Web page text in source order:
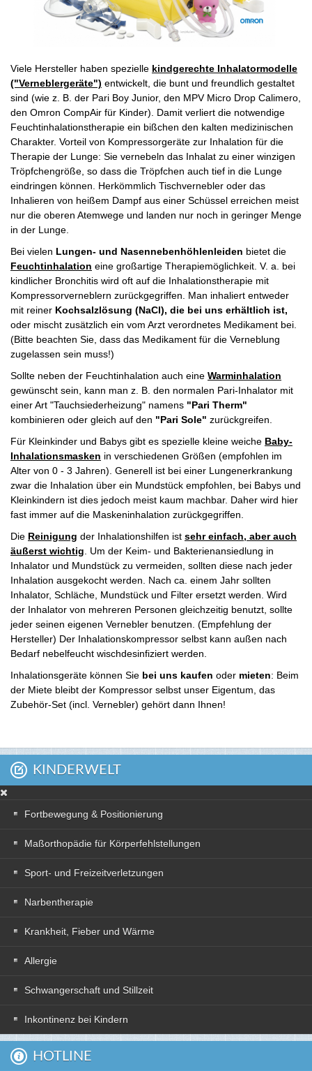
Viele Hersteller haben spezielle kindgerechte Inhalatormodelle
("Verneblergeräte") entwickelt, die bunt und freundlich gestaltet
sind (wie z. B. der Pari Boy Junior, den MPV Micro Drop Calimero,
den Omron CompAir für Kinder). Damit verliert die notwendige
Feuchtinhalationstherapie ein bißchen den kalten medizinischen
Charakter. Vorteil von Kompressorgeräte zur Inhalation für die
Therapie der Lunge: Sie vernebeln das Inhalat zu einer winzigen
Tröpfchengröße, so dass die Tröpfchen auch tief in die Lunge
eindringen können. Herkömmlich Tischvernebler oder das
Inhalieren von heißem Dampf aus einer Schüssel erreichen meist
nur die oberen Atemwege und landen nur noch in geringer Menge
in der Lunge.
Bei vielen Lungen- und Nasennebenhöhlenleiden bietet die
Feuchtinhalation eine großartige Therapiemöglichkeit. V. a. bei
kindlicher Bronchitis wird oft auf die Inhalationstherapie mit
Kompressorverneblern zurückgegriffen. Man inhaliert entweder
mit reiner Kochsalzlösung (NaCl), die bei uns erhältlich ist,
oder mischt zusätzlich ein vom Arzt verordnetes Medikament bei.
(Bitte beachten Sie, dass das Medikament für die Verneblung
zugelassen sein muss!)
Sollte neben der Feuchtinhalation auch eine Warminhalation
gewünscht sein, kann man z. B. den normalen Pari-Inhalator mit
einer Art "Tauchsiederheizung" namens "Pari Therm"
kombinieren oder gleich auf den "Pari Sole" zurückgreifen.
Für Kleinkinder und Babys gibt es spezielle kleine weiche Baby-
Inhalationsmasken in verschiedenen Größen (empfohlen im
Alter von 0 - 3 Jahren). Generell ist bei einer Lungenerkrankung
zwar die Inhalation über ein Mundstück empfohlen, bei Babys und
Kleinkindern ist dies jedoch meist kaum machbar. Daher wird hier
fast immer auf die Maskeninhalation zurückgegriffen.
Die Reinigung der Inhalationshilfen ist sehr einfach, aber auch
äußerst wichtig . Um der Keim- und Bakterienansiedlung in
Inhalator und Mundstück zu vermeiden, sollten diese nach jeder
Inhalation ausgekocht werden. Nach ca. einem Jahr sollten
Inhalator, Schläche, Mundstück und Filter ersetzt werden. Wird
der Inhalator von mehreren Personen gleichzeitig benutzt, sollte
jeder seinen eigenen Vernebler benutzen. (Empfehlung der
Hersteller) Der Inhalationskompressor selbst kann außen nach
Bedarf nebelfeucht wischdesinfiziert werden.
Inhalationsgeräte können Sie bei uns kaufen oder mieten: Beim
der Miete bleibt der Kompressor selbst unser Eigentum, das
Zubehör-Set (incl. Vernebler) gehört dann Ihnen!
KINDERWELT
Fortbewegung & Positionierung
Maßorthopädie für Körperfehlstellungen
Sport- und Freizeitverletzungen
Narbentherapie
Krankheit, Fieber und Wärme
Allergie
Schwangerschaft und Stillzeit
Inkontinenz bei Kindern
HOTLINE